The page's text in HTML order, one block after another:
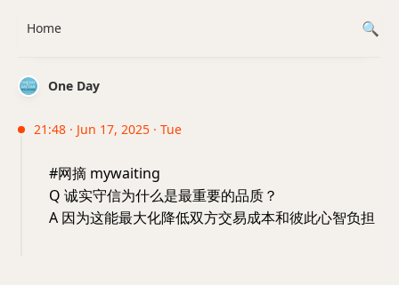
One Day
21:48 · Jun 17, 2025 · Tue
#网摘 mywaiting
Q 诚实守信为什么是最重要的品质？
A 因为这能最大化降低双方交易成本和彼此心智负担
Home